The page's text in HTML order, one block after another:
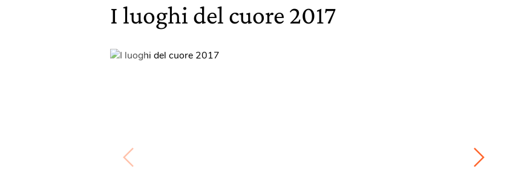
I luoghi del cuore 2017